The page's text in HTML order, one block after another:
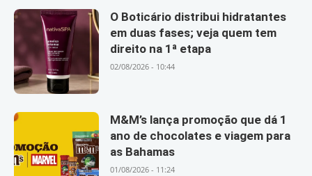
O Boticário distribui hidratantes
em duas fases; veja quem tem
direito na 1ª etapa
02/08/2026 - 10:44
M&M’s lança promoção que dá 1
ano de chocolates e viagem para
as Bahamas
01/08/2026 - 11:24